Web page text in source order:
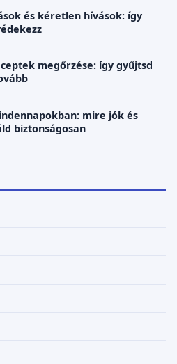
és kéretlen hívások: így
megőrzése: így gyűjtsd
mire jók és
biztonságosan